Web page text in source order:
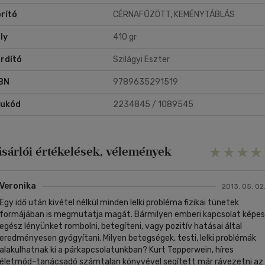
nem csak a párkapcsolat vezethet el, de ez az egyik
függ, és attól, hajlandóak vagyunk-e egészen átadni
és a látszólagos nehézségekben is olyan lehetőséget
CÉRNAFŰZÖTT, KEMÉNYTÁBLÁS
410 gr
Szilágyi Eszter
9789635291519
2234845 / 1089545
értékelések, vélemények
Veronika 2013. 05. 02.
Egy idő után kivétel nélkül minden lelki probléma fizikai tünetek
formájában is megmutatja magát. Bármilyen emberi kapcsolat képes
egész lényünket rombolni, betegíteni, vagy pozitív hatásai által
eredményesen gyógyítani. Milyen betegségek, testi, lelki problémák
alakulhatnak ki a párkapcsolatunkban? Kurt Tepperwein, híres
életmód-tanácsadó számtalan könyvével segített már rávezetni az